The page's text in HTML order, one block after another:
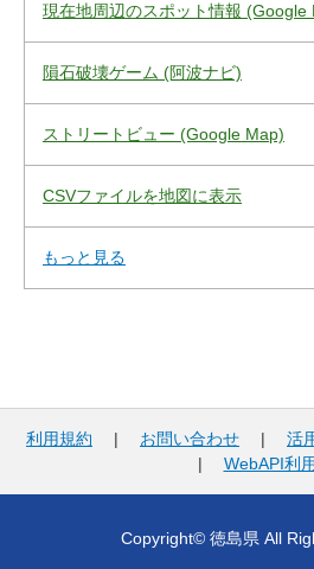
現在地周辺のスポット情報 (Google
隕石破壊ゲーム (阿波ナビ)
ストリートビュー (Google Map)
CSVファイルを地図に表示
もっと見る
利用規約 | お問い合わせ | 活
| WebAPI利
Copyright© 徳島県 All